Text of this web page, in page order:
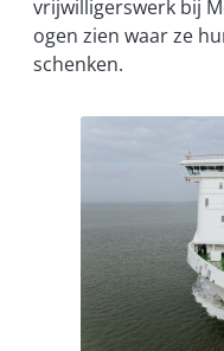
vrijwilligerswerk bij
ogen zien waar ze
schenken.